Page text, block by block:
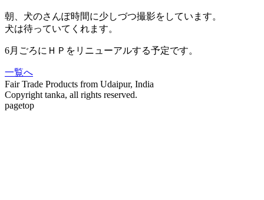
朝、犬のさんぽ時間に少しづつ撮影をしています。
犬は待っていてくれます。
6月ごろにＨＰをリニューアルする予定です。
一覧へ
Fair Trade Products from Udaipur, India
Copyright tanka, all rights reserved.
pagetop